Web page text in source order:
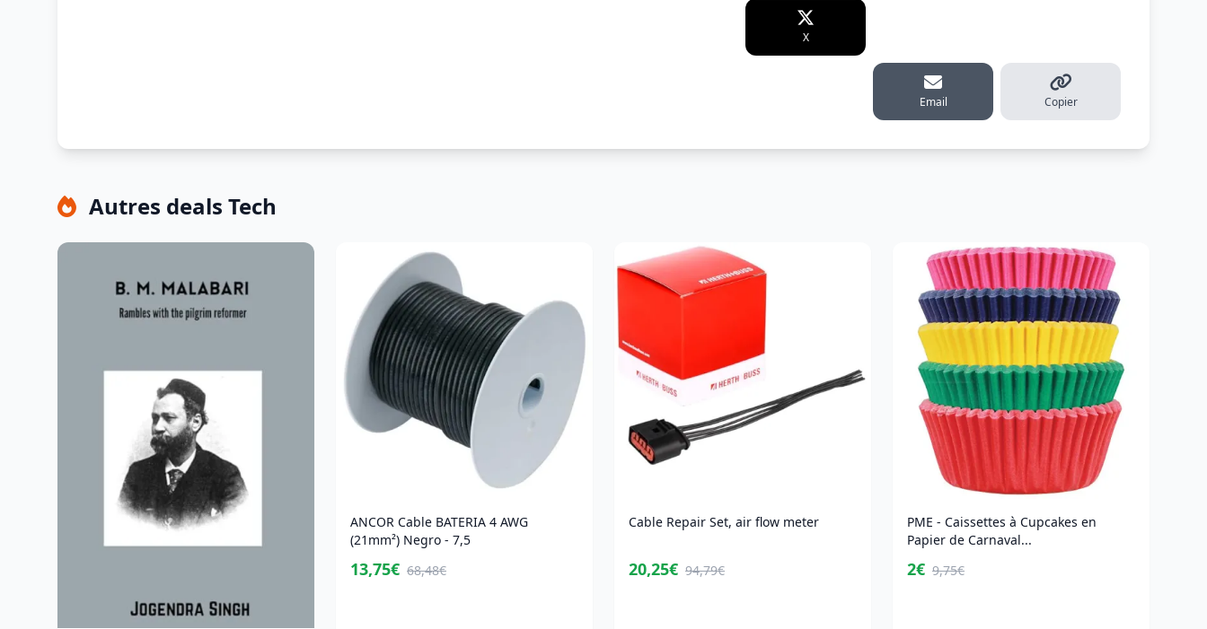
X
Email Copier
Autres deals Tech
ANCOR Cable BATERIA 4 AWG
(21mm²) Negro - 7,5
13,75€ 68,48€
Cable Repair Set, air flow meter
20,25€ 94,79€
PME - Caissettes à Cupcakes en
Papier de Carnaval...
2€ 9,75€